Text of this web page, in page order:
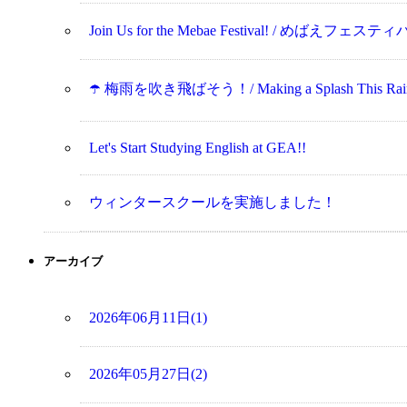
Join Us for the Mebae Festival! / めばえフェスティ
☂️ 梅雨を吹き飛ばそう！/ Making a Splash This
Let's Start Studying English at GEA!!
ウィンタースクールを実施しました！
アーカイブ
2026年06月11日(1)
2026年05月27日(2)